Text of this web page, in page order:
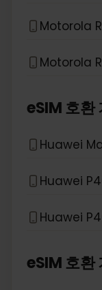
Motorola
Motorola
eSIM 호환
Huawei
Huawei
Huawei
eSIM 호환